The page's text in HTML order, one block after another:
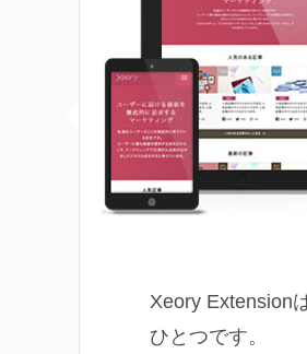
Xeory Extension
ひとつです。